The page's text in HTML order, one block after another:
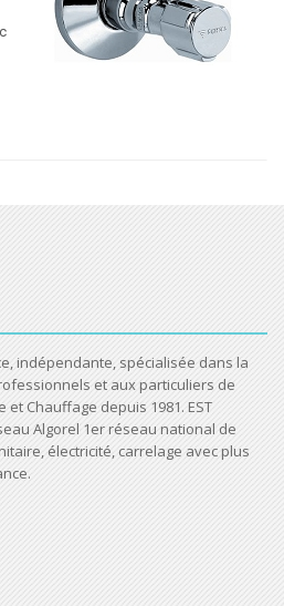
indépendante, spécialisée dans la
et aux particuliers de
Chauffage depuis 1981. EST
Algorel 1er réseau national de
électricité, carrelage avec plus